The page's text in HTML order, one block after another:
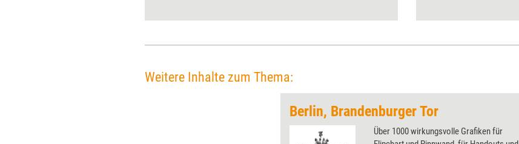
abzuwarten.
Weitere Inhalte zum Thema:
Berlin, Brandenburger Tor
Über 1000 wirkungsvolle Grafiken für